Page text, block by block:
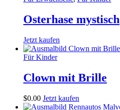
Osterhase mystisch
Jetzt kaufen
Für Kinder
Clown mit Brille
$0.00 Jetzt kaufen